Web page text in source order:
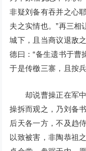
非疑刘备有吞并之心
夫之实情也。”再三相
城下，且当商议退敌
德曰：“备生遗书于曹
于是传檄三寨，且按
却说曹操正在军中
操拆而观之，乃刘备
后天各一方，不及趋
以致被害，非陶恭祖